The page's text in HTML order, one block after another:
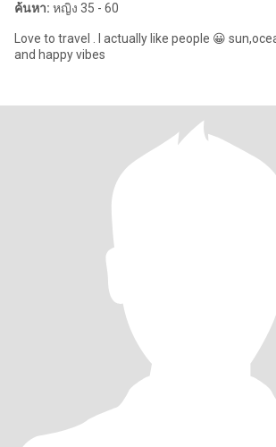
ค้นหา: หญิง 35 - 60
Love to travel . I actually like people 😀
and happy vibes